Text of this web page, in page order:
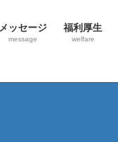
メッセージ
message
福利厚生
welfare